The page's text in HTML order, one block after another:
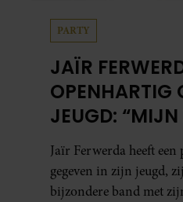
PARTY
JAÏR
OPENHARTIG
JEUGD:
MORELE
Jaïr Ferwerda heeft
gegeven in zijn jeugd,
bijzondere band met